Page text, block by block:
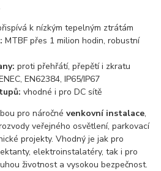
k nízkým tepelným ztrátám
MTBF přes 1 milion hodin, robustní
proti přehřátí, přepětí i zkratu
EN62384, IP65/IP67
vhodné i pro DC sítě
pro náročnévenkovní instalace,
veřejného osvětlení, parkovací
projekty. Vhodný je jak pro
elektroinstalatéry, tak i pro
životnost a vysokou bezpečnost.